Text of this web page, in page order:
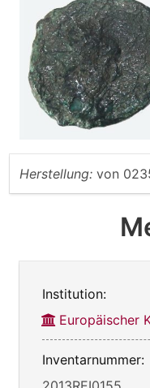
Herstellung: von
Institution:
Europäischer
Inventarnummer: